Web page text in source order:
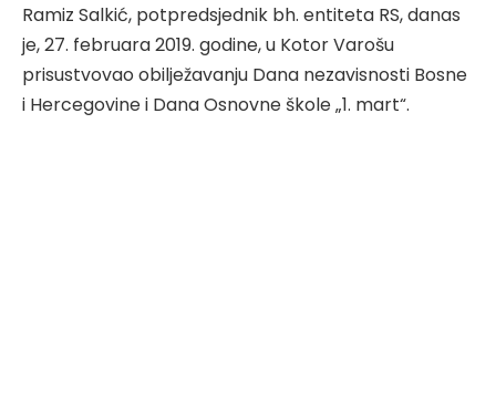
Ramiz Salkić, potpredsjednik bh. entiteta RS, danas
je, 27. februara 2019. godine, u Kotor Varošu
prisustvovao obilježavanju Dana nezavisnosti Bosne
i Hercegovine i Dana Osnovne škole „1. mart“.